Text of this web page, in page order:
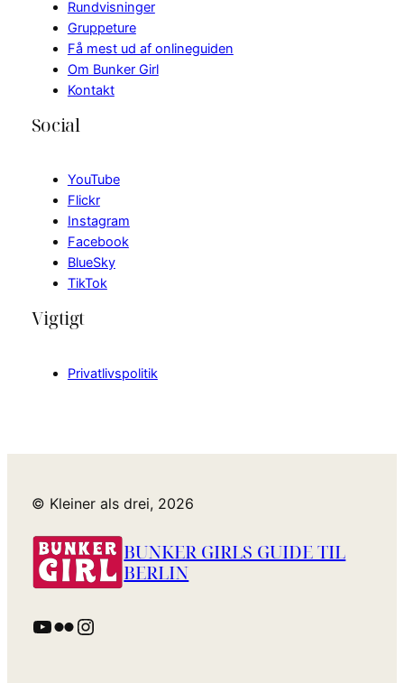
Rundvisninger
Gruppeture
Få mest ud af onlineguiden
Om Bunker Girl
Kontakt
Social
YouTube
Flickr
Instagram
Facebook
BlueSky
TikTok
Vigtigt
Privatlivspolitik
© Kleiner als drei, 2026
BUNKER GIRLS GUIDE TIL
BERLIN
YouTube
FlickrInstagram